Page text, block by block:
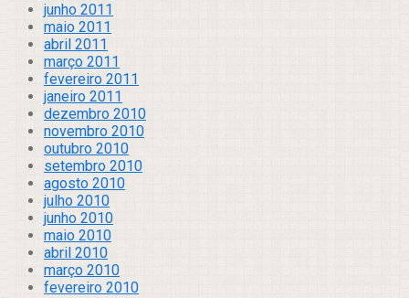
junho 2011
maio 2011
abril 2011
março 2011
fevereiro 2011
janeiro 2011
dezembro 2010
novembro 2010
outubro 2010
setembro 2010
agosto 2010
julho 2010
junho 2010
maio 2010
abril 2010
março 2010
fevereiro 2010